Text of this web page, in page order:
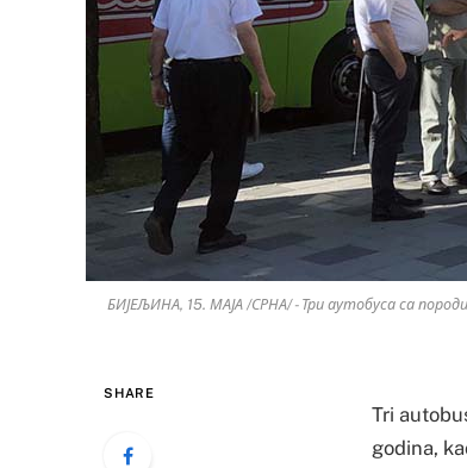
БИЈЕЉИНА, 15. МАЈА /СРНА/ - Три аутобуса са
SHARE
Tri
godina,